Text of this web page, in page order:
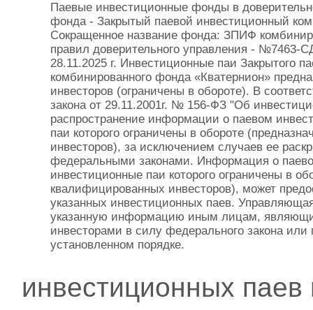
Паевые инвестиционные фонды в
фонда - Закрытый паевой инвестиционный
Сокращенное название фонда: ЗПИФ
правил доверительного управления - №7463-
28.11.2025 г. Инвестиционные паи Закрытого
комбинированного фонда «Кватернион»
инвесторов (ограничены в обороте). В
закона от 29.11.2001г. № 156-ФЗ "Об
распространение информации о паевом
паи которого ограничены в обороте
инвесторов), за исключением случаев ее
федеральными законами. Информация о
инвестиционные паи которого ограничены в
квалифицированных инвесторов), может
указанных инвестиционных паев.
указанную информацию иным лицам,
инвесторами в силу федерального закона
установленном порядке.
инвестиционных